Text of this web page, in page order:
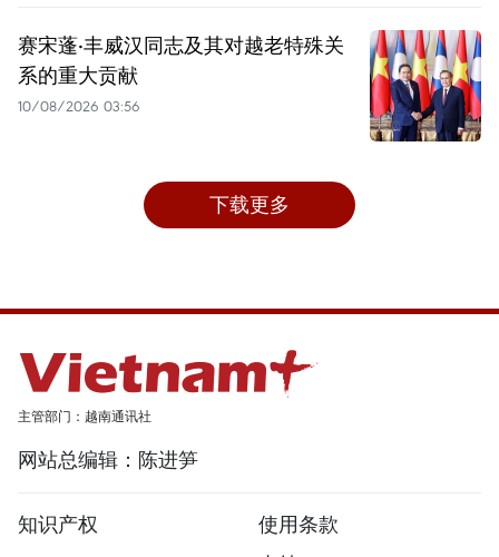
赛宋蓬·丰威汉同志及其对越老特殊关
系的重大贡献
10/08/2026 03:56
下载更多
主管部门：越南通讯社
网站总编辑：陈进笋
知识产权
使用条款